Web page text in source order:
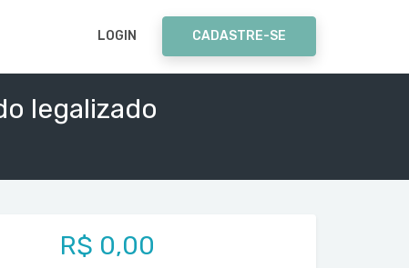
LOGIN CADASTRE-SE
legalizado
R$ 0,00